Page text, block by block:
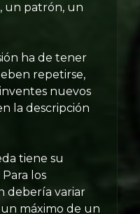
un patrón, un
ha de tener
repetirse,
nuevos
la descripción
tiene su
los
debería variar
máximo de un